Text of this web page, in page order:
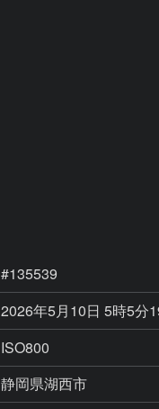
#135539
2026年5月10日 5時5分
ISO800
静岡県湖西市